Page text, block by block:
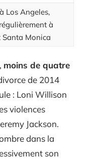
Los Angeles,
à
Santa Monica
moins de quatre
de 2014
: Loni Willison
violences
Jackson.
dans la
son